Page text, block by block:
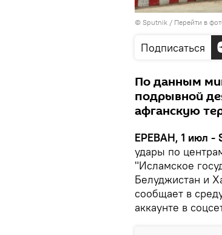
© Sputnik / Перейти в
Подписаться
По данным
подрывной
афганскую
ЕРЕВАН, 1 июл -
удары по
"Исламское
Белуджистан и
сообщает в
аккаунте в